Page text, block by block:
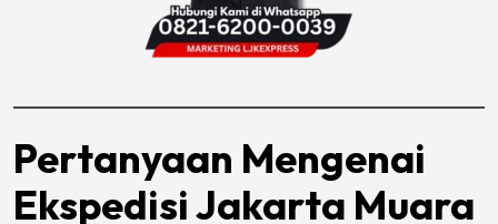
Pertanyaan Mengenai
Ekspedisi Jakarta Muara